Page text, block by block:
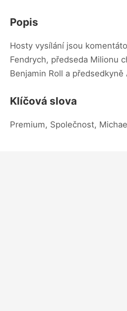
Popis
Hosty vysílání jsou
Fendrych, předseda Milionu
Benjamin Roll a předsedkyně
Klíčová slova
Premium, Společnost,